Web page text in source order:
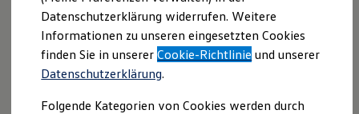
Sportvereine
Branchenlösungen
Bau & Handwerk
Gewerbliche Personenbeförderung
Service & mobile Werkstätten
Kurier, Logistik & Handel
Feuerwehr
Mit der unentgeltlichen In-Car App Spotify können Sie nun
auch in Ihrem Fahrzeug Millionen von Songs und Podcasts
hören. Finden Sie Ihre neue Lieblingsmusik, Ihr neues
Lieblingsalbum, Ihre Lieblingsplaylist oder Ihren
Lieblingspodcast. Spotify stellt die Dienste in eigener
Datenschutzerklärung widerrufen. Weitere
Informationen zu unseren eingesetzten Cookies
finden Sie in unsererCookie-Richtlinie und unserer
Datenschutzerklärung.
Folgende Kategorien von Cookies werden durch